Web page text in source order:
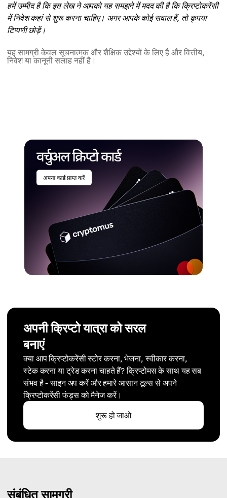
हमें उम्मीद है कि इस लेख ने आपको यह समझने में मदद की है कि क्रिप्टोकरेंसी
में निवेश कहां से शुरू करना चाहिए। अगर आपके कोई सवाल हैं, तो कृपया
टिप्पणी छोड़ें।
यह सामग्री केवल सूचनात्मक और शैक्षिक उद्देश्यों के लिए है और वित्तीय,
निवेश या कानूनी सलाह नहीं है।
अपनी क्रिप्टो यात्रा को सरल
बनाएं
क्या आप क्रिप्टोकरेंसी स्टोर करना, भेजना, स्वीकार करना,
स्टेक करना या ट्रेड करना चाहते हैं? क्रिप्टोमस के साथ यह सब
संभव है - साइन अप करें और हमारे आसान टूल्स से अपने
क्रिप्टोकरेंसी फंड्स को मैनेज करें।
शुरू हो जाओ
संबंधित सामग्री